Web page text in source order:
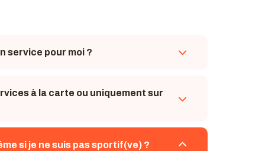
service pour moi ?
pour répondre à un besoin spécifique :
en forme, gestion du stress ou
d’un premier échange.
à la carte ou uniquement sur
Vous pouvez réserver une séance unique,
si je ne suis pas sportif(ve) ?